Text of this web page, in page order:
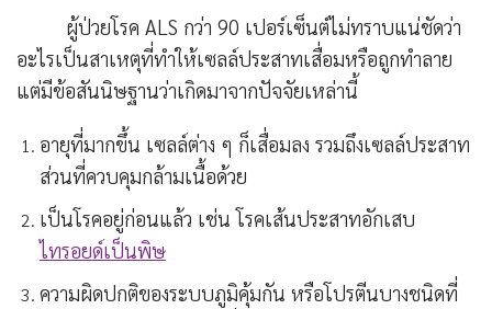
ผู้ป่วยโรค ALS กว่า 90 เปอร์เซ็นต์ไม่ทราบแน่ชัดว่า
อะไรเป็นสาเหตุที่ทำให้เซลล์ประสาทเสื่อมหรือถูกทำลาย
แต่มีข้อสันนิษฐานว่าเกิดมาจากปัจจัยเหล่านี้
อายุที่มากขึ้น เซลล์ต่าง ๆ ก็เสื่อมลง รวมถึงเซลล์ประสาท
ส่วนที่ควบคุมกล้ามเนื้อด้วย
เป็นโรคอยู่ก่อนแล้ว เช่น โรคเส้นประสาทอักเสบ
ไทรอยด์เป็นพิษ
ความผิดปกติของระบบภูมิคุ้มกัน หรือโปรตีนบางชนิดที่